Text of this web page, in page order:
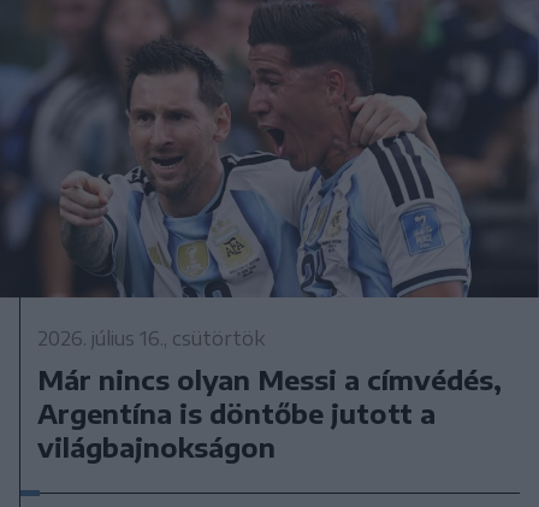
2026. július 16., csütörtök
Már nincs olyan Messi a címvédés,
Argentína is döntőbe jutott a
világbajnokságon